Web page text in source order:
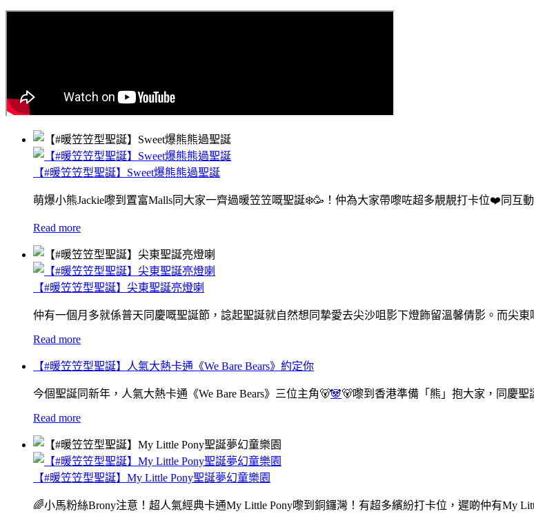
【#暖笠笠型聖誕】Sweet爆熊熊過聖誕
萌爆小熊Jackie嚟到置富Malls同大家一齊過暖笠笠嘅聖誕❄️🥳！仲為大家帶嚟咗超多靚靚打卡位❤️同互
Read more
【#暖笠笠型聖誕】尖東聖誕亮燈喇
仲有一個月多就係普天同慶嘅聖誕節，諗起聖誕就自然想同摯愛去尖沙咀影下燈飾留溫馨倩影。而尖
Read more
【#暖笠笠型聖誕】人氣大熱卡通《We Bare Bears》約定你
今個聖誕同新年，人氣大熱卡通《We Bare Bears》三位主角🐻🐼🐻嚟到香港準備「熊」抱大家，同慶聖
Read more
【#暖笠笠型聖誕】My Little Pony聖誕夢幻童樂園
🌈小馬粉絲Brony注意！超人氣經典卡通My Little Pony嚟到銅鑼灣！有超多繽紛打卡位，遲啲仲有My